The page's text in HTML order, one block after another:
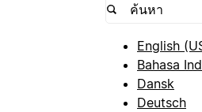
English
Bahasa
Dansk
Deutsch